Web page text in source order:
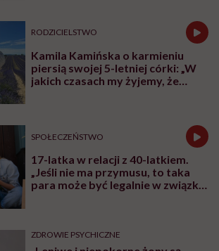
RODZICIELSTWO
Kamila Kamińska o karmieniu
piersią swojej 5-letniej córki: „W
jakich czasach my żyjemy, że
SPOŁECZEŃSTWO
17-latka w relacji z 40-latkiem.
„Jeśli nie ma przymusu, to taka
para może być legalnie w związku.
ZDROWIE PSYCHICZNE